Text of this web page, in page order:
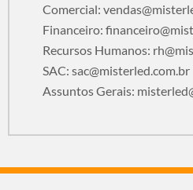
Comercial:
Financeiro:
Recursos Humanos:
SAC: sac@misterled.com.br
Assuntos Gerais: